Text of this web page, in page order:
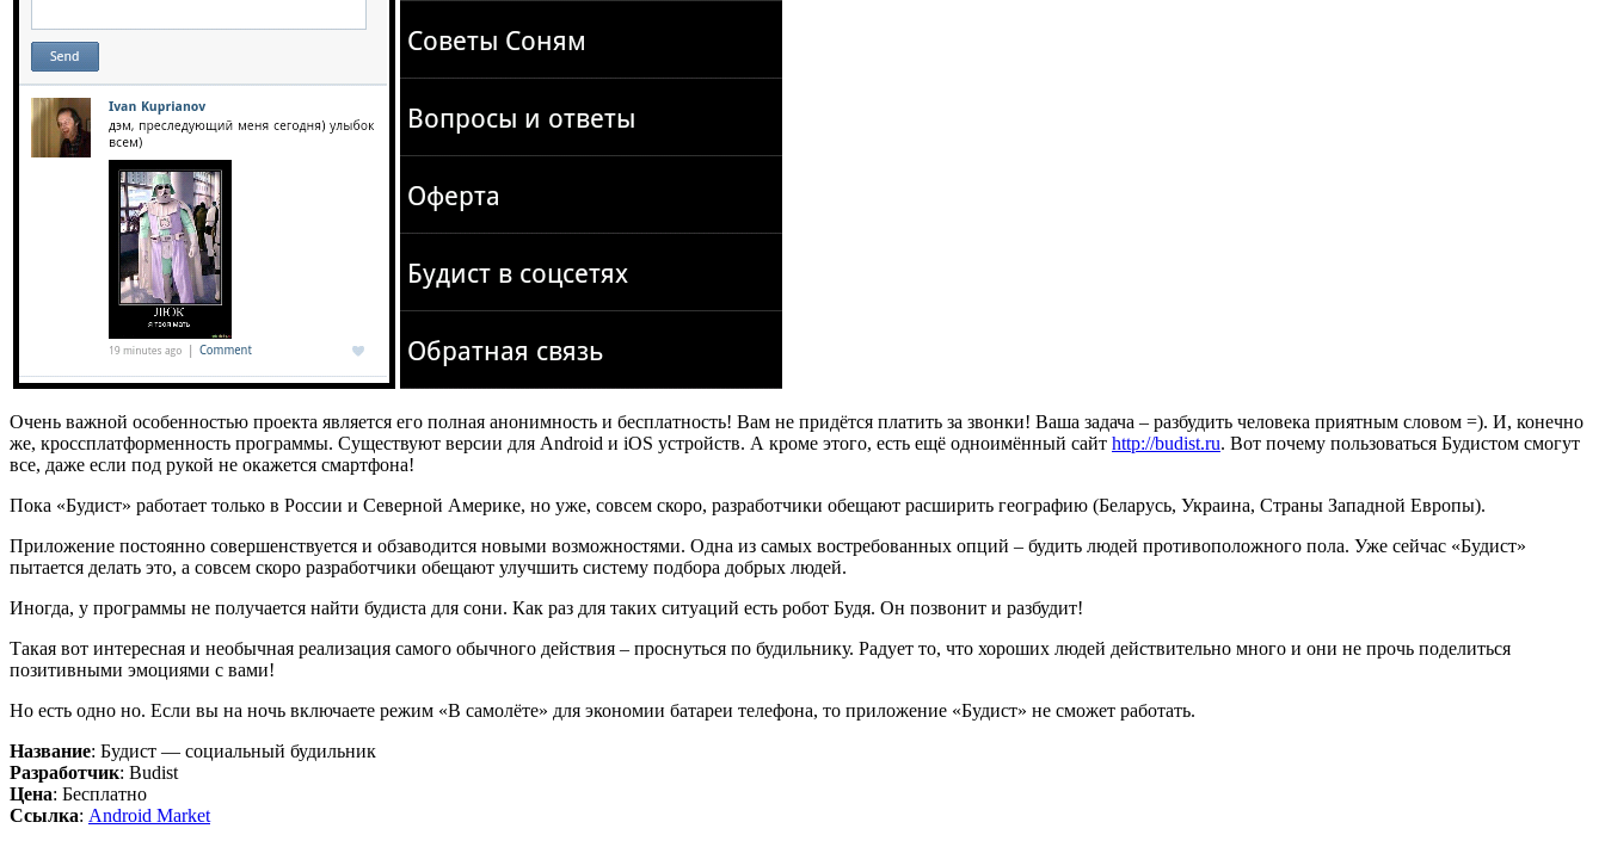
Очень важной особенностью проекта является его полная анонимность и бесплатность! Вам не придётся платить за звонки! Ваша задача – разбудить человека приятным словом =). И, конечно
же, кроссплатформенность программы. Существуют версии для Android и iOS устройств. А кроме этого, есть ещё одноимённый сайт http://budist.ru. Вот почему пользоваться Будистом смогут
все, даже если под рукой не окажется смартфона!
Пока «Будист» работает только в России и Северной Америке, но уже, совсем скоро, разработчики обещают расширить географию (Беларусь, Украина, Страны Западной Европы).
Приложение постоянно совершенствуется и обзаводится новыми возможностями. Одна из самых востребованных опций – будить людей противоположного пола. Уже сейчас «Будист»
пытается делать это, а совсем скоро разработчики обещают улучшить систему подбора добрых людей.
Иногда, у программы не получается найти будиста для сони. Как раз для таких ситуаций есть робот Будя. Он позвонит и разбудит!
Такая вот интересная и необычная реализация самого обычного действия – проснуться по будильнику. Радует то, что хороших людей действительно много и они не прочь поделиться
позитивными эмоциями с вами!
Но есть одно но. Если вы на ночь включаете режим «В самолёте» для экономии батареи телефона, то приложение «Будист» не сможет работать.
Название: Будист — социальный будильник
Разработчик: Budist
Цена: Бесплатно
Ссылка: Android Market